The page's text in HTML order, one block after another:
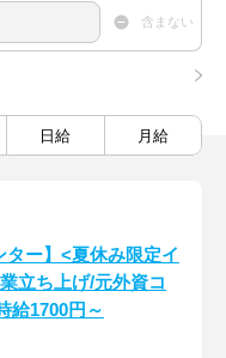
含まない
日給 月給
ター】<夏休み限定イ
立ち上げ/元外資コ
給1700円～